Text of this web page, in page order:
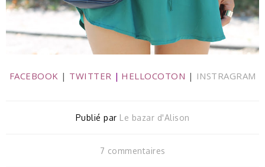
FACEBOOK | TWITTER | HELLOCOTON | INSTRAGRAM
Publié par Le bazar d'Alison
7 commentaires